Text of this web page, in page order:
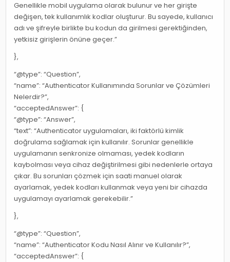
Genellikle mobil uygulama olarak bulunur ve her girişte
değişen, tek kullanımlık kodlar oluşturur. Bu sayede, kullanıcı
adı ve şifreyle birlikte bu kodun da girilmesi gerektiğinden,
yetkisiz girişlerin önüne geçer.”
},
“@type”: “Question”,
“name”: “Authenticator Kullanımında Sorunlar ve Çözümleri
Nelerdir?”,
“acceptedAnswer”: {
“@type”: “Answer”,
“text”: “Authenticator uygulamaları, iki faktörlü kimlik
doğrulama sağlamak için kullanılır. Sorunlar genellikle
uygulamanın senkronize olmaması, yedek kodların
kaybolması veya cihaz değiştirilmesi gibi nedenlerle ortaya
çıkar. Bu sorunları çözmek için saati manuel olarak
ayarlamak, yedek kodları kullanmak veya yeni bir cihazda
uygulamayı ayarlamak gerekebilir.”
},
“@type”: “Question”,
“name”: “Authenticator Kodu Nasıl Alınır ve Kullanılır?”,
“acceptedAnswer”: {